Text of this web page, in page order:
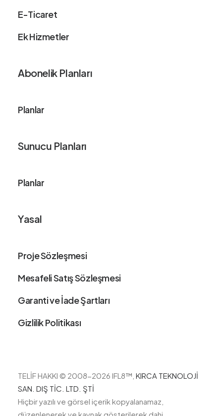
E-Ticaret
Ek Hizmetler
Abonelik Planları
Planlar
Sunucu Planları
Planlar
Yasal
Proje Sözleşmesi
Mesafeli Satış Sözleşmesi
Garanti ve İade Şartları
Gizlilik Politikası
TELİF HAKKI © 2008-2026 IFL8™, KIRCA TEKNOLOJİ
SAN. DIŞ TİC. LTD. ŞTİ
Hiçbir yazılı ve görsel içerik kopyalanamaz,